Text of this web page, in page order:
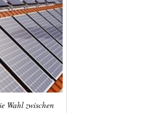
Wahl zwischen